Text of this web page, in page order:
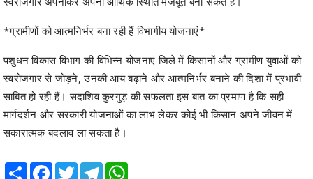
*ग्रामीणों को आत्मनिर्भर बना रही हैं विभागीय योजनाएं*
पशुधन विकास विभाग की विभिन्न योजनाएं जिले में किसानों और ग्रामीण युवाओं को
स्वरोजगार से जोड़ने, उनकी आय बढ़ाने और आत्मनिर्भर बनाने की दिशा में प्रभावी
साबित हो रही हैं। सदाशिव कुरगुड़ की सफलता इस बात का प्रमाण है कि सही
मार्गदर्शन और सरकारी योजनाओं का लाभ लेकर कोई भी किसान अपने जीवन में
सकारात्मक बदलाव ला सकता है।
Share Facebook
Twitter Telegram